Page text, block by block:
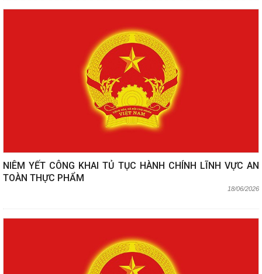
NIÊM YẾT CÔNG KHAI TỦ TỤC HÀNH CHÍNH LĨNH VỰC AN
TOÀN THỰC PHẨM
18/06/2026